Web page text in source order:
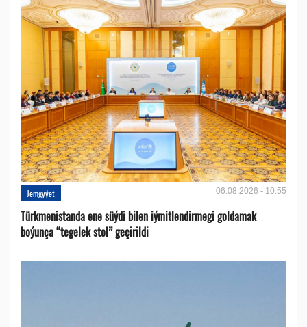
Jemgyýet 06.08.2026 - 10:55
Türkmenistanda ene süýdi bilen iýmitlendirmegi goldamak
boýunça “tegelek stol” geçirildi